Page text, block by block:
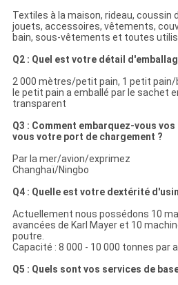
Textiles à la maison, rideau, coussin
jouets, accessoires, vêtements,
bain, sous-vêtements et toutes
Q2 : Quel est votre détail
2 000 mètres/petit pain, 1 petit pain/
le petit pain a emballé par le sachet
transparent
Q3 : Comment embarquez-vous
vous votre port de chargement ?
Par la mer/avion/exprimez
Changhaï/Ningbo
Q4 : Quelle est votre dextérité
Actuellement nous possédons 10
avancées de Karl Mayer et 10
poutre.
Capacité : 8 000 - 10 000 tonnes par
Q5 : Quels sont vos services de